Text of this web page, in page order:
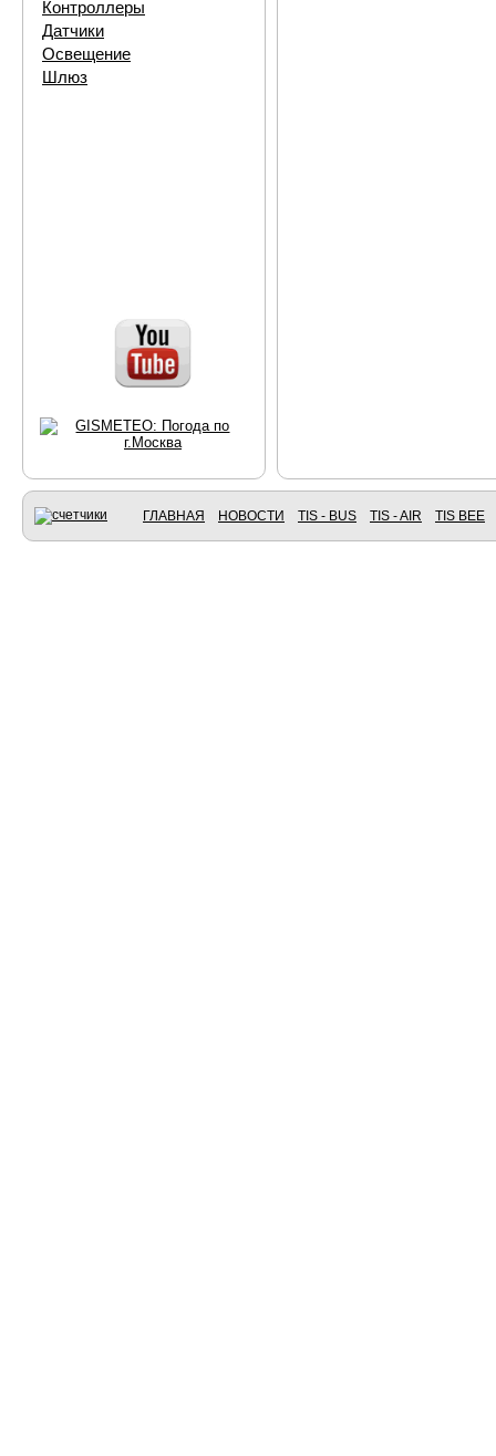
Контроллеры
Датчики
Освещение
Шлюз
ГЛАВНАЯ НОВОСТИ TIS - BUS TIS - AIR TIS BEE